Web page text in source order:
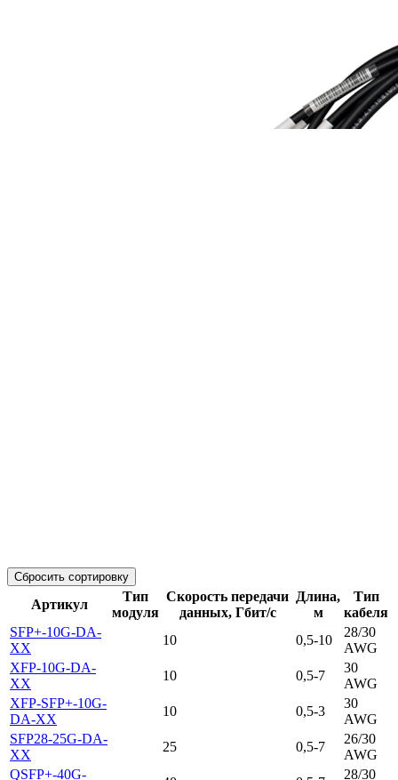
Сбросить сортировку
Артикул
Тип
модуля
Скорость передачи
данных, Гбит/с
Длина,
м
Тип
кабеля
SFP+-10G-DA-
XX
10 0,5-10
28/30
AWG
XFP-10G-DA-
XX
10 0,5-7
30
AWG
XFP-SFP+-10G-
DA-XX
10 0,5-3
30
AWG
SFP28-25G-DA-
XX
25 0,5-7
26/30
AWG
QSFP+-40G-
28/30